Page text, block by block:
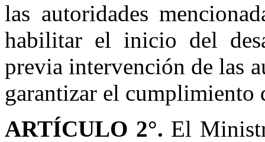
las autoridades
habilitar el inicio del
previa intervención de las
garantizar el cumplimiento
ARTÍCULO 2°. El